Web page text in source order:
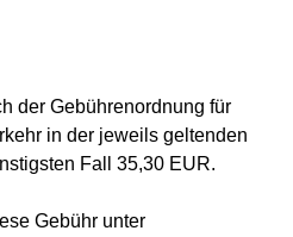
der Gebührenordnung für
in der jeweils geltenden
Fall 35,30 EUR.
Gebühr unter